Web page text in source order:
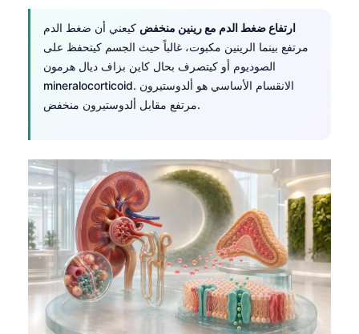
ارتفاع ضغط الدم مع رينين منخفض كيعني أن ضغط الدم
مرتفع بينما الرينين مكبوت، غالباً حيث الجسم كيتحفظ على
الصوديوم أو كيتصرف بحال كاين بزاف ديال هرمون
mineralocorticoid. الانقسام الأساسي هو ألدوستيرون
مرتفع مقابل ألدوستيرون منخفض.